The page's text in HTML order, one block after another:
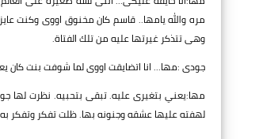
مره والله يامها.. قاسم كان مخنوق اووى وكنت
وهى تتذكر غيرتها عليه من تلك الفتاة.
جودى :مها... انا اتضايقت اووى لما شوفت بنت كان
مها:يعني بتغيرى عليه. تبقى بتحبيه. نظرت لها
لهفته عليها عشقه وجنونه بها. ظلت تفكر